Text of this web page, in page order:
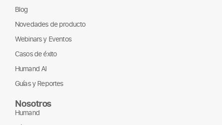
Blog
Novedades de producto
Webinars y Eventos
Casos de éxito
Humand AI
Guías y Reportes
Nosotros
Humand